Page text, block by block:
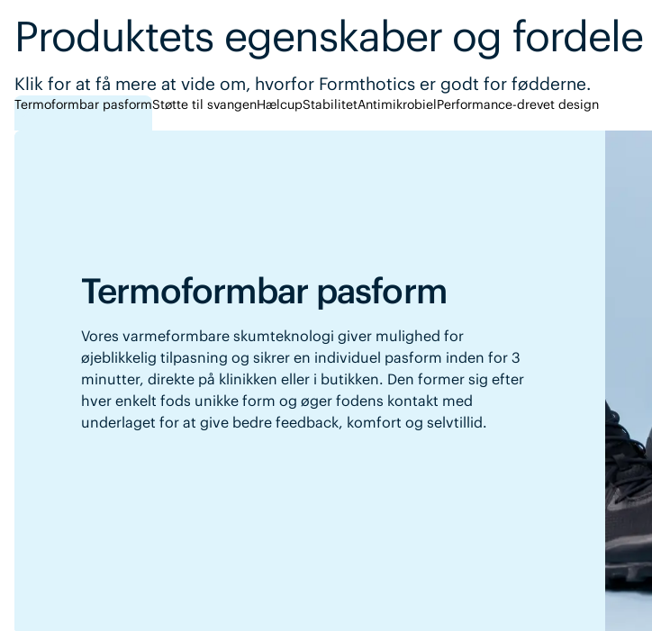
Produktets egenskaber og fordele
Klik for at få mere at vide om, hvorfor Formthotics er godt for fødderne.
Termoformbar pasformStøtte til svangenHælcupStabilitetAntimikrobielPerformance-drevet design
Termoformbar pasform
Vores varmeformbare skumteknologi giver mulighed for
øjeblikkelig tilpasning og sikrer en individuel pasform inden for 3
minutter, direkte på klinikken eller i butikken. Den former sig efter
hver enkelt fods unikke form og øger fodens kontakt med
underlaget for at give bedre feedback, komfort og selvtillid.